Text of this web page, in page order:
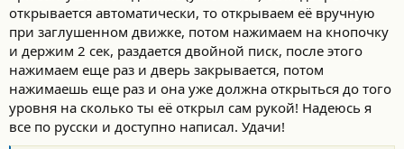
открывается автоматически, то открываем её вручную
при заглушенном движке, потом нажимаем на кнопочку
и держим 2 сек, раздается двойной писк, после этого
нажимаем еще раз и дверь закрывается, потом
нажимаешь еще раз и она уже должна открыться до того
уровня на сколько ты её открыл сам рукой! Надеюсь я
все по русски и доступно написал. Удачи!